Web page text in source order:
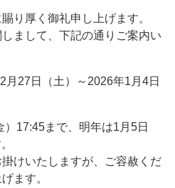
り厚く御礼申し上げます。
まして、下記の通りご案内い
月27日（土）～2026年1月4日
17:45まで、明年は1月5日
けいたしますが、ご容赦くだ
ます。